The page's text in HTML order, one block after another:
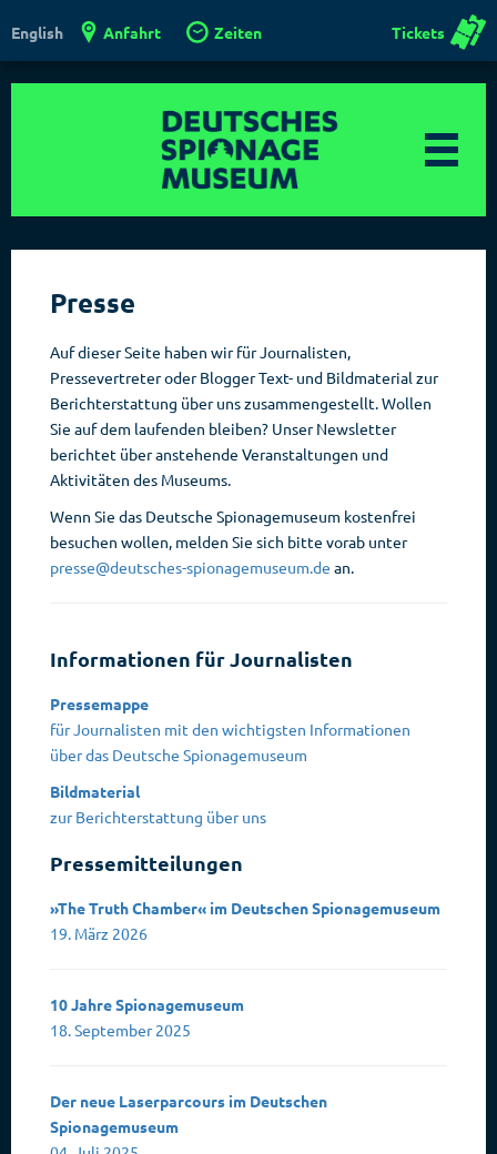
English Anfahrt Zeiten Tickets
Presse
Auf dieser Seite haben wir für Journalisten,
Pressevertreter oder Blogger Text- und Bildmaterial zur
Berichterstattung über uns zusammengestellt. Wollen
Sie auf dem laufenden bleiben? Unser Newsletter
berichtet über anstehende Veranstaltungen und
Aktivitäten des Museums.
Wenn Sie das Deutsche Spionagemuseum kostenfrei
besuchen wollen, melden Sie sich bitte vorab unter
presse@deutsches-spionagemuseum.de an.
Informationen für Journalisten
Pressemappe
für Journalisten mit den wichtigsten Informationen
über das Deutsche Spionagemuseum
Bildmaterial
zur Berichterstattung über uns
Pressemitteilungen
»The Truth Chamber« im Deutschen Spionagemuseum
19. März 2026
10 Jahre Spionagemuseum
18. September 2025
Der neue Laserparcours im Deutschen
Spionagemuseum